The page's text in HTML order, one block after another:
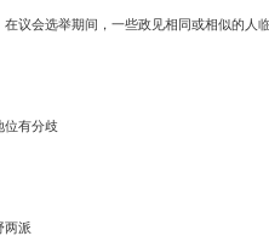
议会选举期间，一些政见相同或相似的人
位有分歧
两派